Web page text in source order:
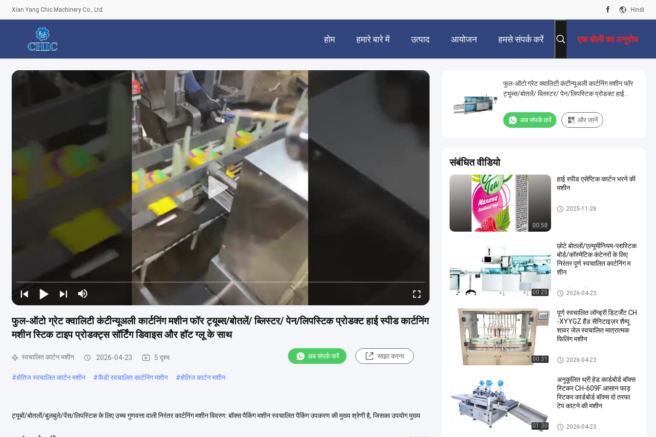
Xian Yang Chic Machinery Co., Ltd. Hindi
होम हमारे बारे में उत्पाद आयोजन हमसे संपर्क करें एक बोली का अनुरोध
फुल-ऑटो ग्रेट क्वालिटी कंटीन्यूअली कार्टनिंग मशीन फॉर ट्यूब्स/बोतलें/ ब्लिस्टर/ पेन/लिपस्टिक प्रोडक्ट हाई स्पीड कार्टनिंग
मशीन स्टिक टाइप प्रोडक्ट्स सॉर्टिंग डिवाइस और हॉट ग्लू के साथ
स्वचालित कार्टन मशीन 2026-04-23 5 दृश्य अब संपर्क करें साझा करना
#क्षैतिज स्वचालित कार्टन मशीन #कैंडी स्वचालित कार्टनिंग मशीन #क्षैतिज कार्टन मशीन
ट्यूबों/बोतलों/बुलबुले/पेंस/लिपस्टिक के लिए उच्च गुणवत्ता वाली निरंतर कार्टनिंग मशीन विवरण: बॉक्स पैकिंग मशीन स्वचालित पैकिंग उपकरण की मुख्य श्रेणी है, जिसका उपयोग मुख्य
फुल-ऑटो ग्रेट क्वालिटी कंटीन्यूअली कार्टनिंग मशीन फॉर
ट्यूब्स/बोतलें/ ब्लिस्टर/ पेन/लिपस्टिक प्रोडक्ट हाई
डिवाइस और हॉट ग्लू के साथ
अब संपर्क करें और जानें
संबंधित वीडियो
00:58
हाई स्पीड एसेप्टिक कार्टन भरने की
मशीन
एसेप्टिक कार्टन फिलिंग मशीन
2025-11-28
00:25
छोटे बोतलों/एल्यूमीनियम-प्लास्टिक
बोर्ड/कॉस्मेटिक कंटेनरों के लिए
निरंतर पूर्ण स्वचालित कार्टनिंग म
शीन
स्वचालित कार्टन मशीन
2026-04-23
00:31
पूर्ण स्वचालित लॉन्ड्री डिटर्जेंट CH
-XYYGZ हैंड सैनिटाइज़र शैम्पू
शावर जेल स्वचालित मात्रात्मक
फिलिंग मशीन
कप भरने की मशीन सील
2026-04-23
01:30
अनुकूलित थ्री हेड कार्डबोर्ड बॉक्स
स्टिकर CH-609F आसान फाड़
स्टिकर कार्डबोर्ड बॉक्स दो तरफा
टेप काटने की मशीन
कप भरने की मशीन सील
2026-04-23